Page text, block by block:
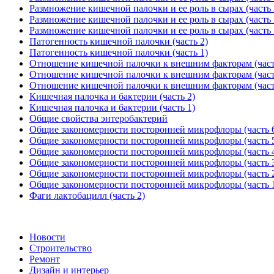
Размножение кишечной палочки и ее роль в сырах (часть
Размножение кишечной палочки и ее роль в сырах (часть
Размножение кишечной палочки и ее роль в сырах (часть
Патогенность кишечной палочки (часть 2)
Патогенность кишечной палочки (часть 1)
Отношение кишечной палочки к внешним факторам
Отношение кишечной палочки к внешним факторам
Отношение кишечной палочки к внешним факторам
Кишечная палочка и бактерии (часть 2)
Кишечная палочка и бактерии (часть 1)
Общие свойства энтеробактерий
Общие закономерности посторонней микрофлоры (часть
Общие закономерности посторонней микрофлоры (часть
Общие закономерности посторонней микрофлоры (часть
Общие закономерности посторонней микрофлоры (часть
Общие закономерности посторонней микрофлоры (часть
Общие закономерности посторонней микрофлоры (часть
Фаги лактобацилл (часть 2)
Новости
Строительство
Ремонт
Дизайн и интерьер